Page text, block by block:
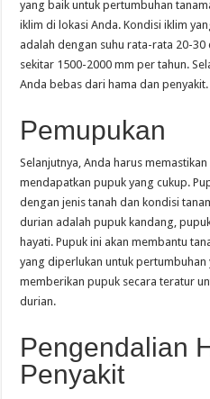
yang baik untuk pertumbuhan
iklim di lokasi Anda. Kondisi iklim
adalah dengan suhu rata-rata 20-30
sekitar 1500-2000 mm per tahun.
Anda bebas dari hama dan penyakit.
Pemupukan
Selanjutnya, Anda harus
mendapatkan pupuk yang cukup.
dengan jenis tanah dan kondisi
durian adalah pupuk kandang,
hayati. Pupuk ini akan membantu
yang diperlukan untuk pertumbuhan
memberikan pupuk secara teratur
durian.
Pengendalian
Penyakit